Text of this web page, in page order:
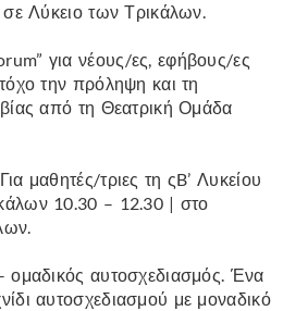
Λύκειο των Τρικάλων.
για νέους/ες, εφήβους/ες
την πρόληψη και τη
από τη Θεατρική Ομάδα
μαθητές/τριες τη ςB’ Λυκείου
10.30 – 12.30 | στο
ομαδικός αυτοσχεδιασμός. Ένα
αυτοσχεδιασμού με μοναδικό